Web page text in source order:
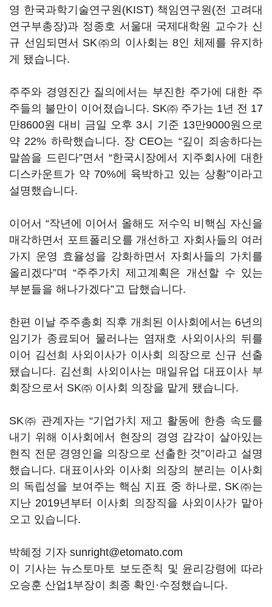
영 한국과학기술연구원(KIST) 책임연구원(전 고려대
연구부총장)과 정종호 서울대 국제대학원 교수가 신
규 선임되면서 SK㈜의 이사회는 8인 체제를 유지하
게 됐습니다.
주주와 경영진간 질의에서는 부진한 주가에 대한 주
주들의 불만이 이어졌습니다. SK㈜ 주가는 1년 전 17
만8600원 대비 금일 오후 3시 기준 13만9000원으로
약 22% 하락했습니다. 장 CEO는 “깊이 죄송하다는
말씀을 드린다”면서 “한국시장에서 지주회사에 대한
디스카운트가 약 70%에 육박하고 있는 상황”이라고
설명했습니다.
이어서 “작년에 이어서 올해도 저수익 비핵심 자신을
매각하면서 포트폴리오를 개선하고 자회사들의 여러
가지 운영 효율성을 강화하면서 자회사들의 가치를
올리겠다”며 “주주가치 제고계획은 개선할 수 있는
부분들을 해나가겠다”고 답했습니다.
한편 이날 주주총회 직후 개최된 이사회에서는 6년의
임기가 종료되어 물러나는 염재호 사외이사의 뒤를
이어 김선희 사외이사가 이사회 의장으로 신규 선출
됐습니다. 김선희 사외이사는 매일유업 대표이사 부
회장으로서 SK㈜ 이사회 의장을 맡게 됐습니다.
SK㈜ 관계자는 “기업가치 제고 활동에 한층 속도를
내기 위해 이사회에서 현장의 경영 감각이 살아있는
현직 전문 경영인을 의장으로 선출한 것”이라고 설명
했습니다. 대표이사와 이사회 의장의 분리는 이사회
의 독립성을 보여주는 핵심 지표 중 하나로, SK㈜는
지난 2019년부터 이사회 의장직을 사외이사가 맡아
오고 있습니다.
박혜정 기자 sunright@etomato.com
이 기사는 뉴스토마토 보도준칙 및 윤리강령에 따라
오승훈 산업1부장이 최종 확인·수정했습니다.